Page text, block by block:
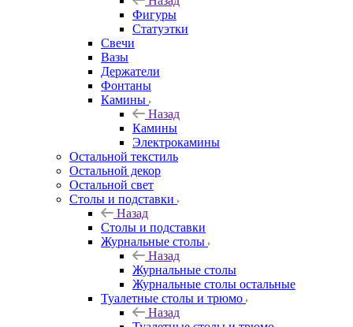
Фигуры
Статуэтки
Свечи
Вазы
Держатели
Фонтаны
Камины
Назад
Камины
Электрокамины
Остальной текстиль
Остальной декор
Остальной свет
Столы и подставки
Назад
Столы и подставки
Журнальные столы
Назад
Журнальные столы
Журнальные столы остальные
Туалетные столы и трюмо
Назад